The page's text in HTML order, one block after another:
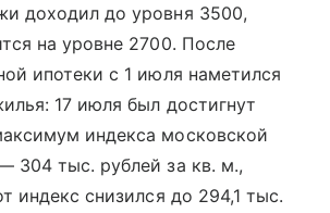
доходил до уровня 3500,
на уровне 2700. После
ипотеки с 1 июля наметился
17 июля был достигнут
индекса московской
304 тыс. рублей за кв. м.,
индекс снизился до 294,1 тыс.